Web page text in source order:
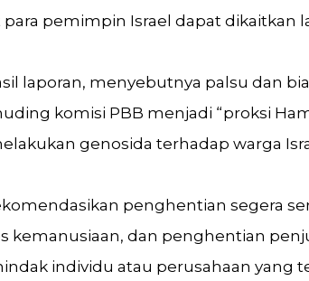
pemimpin Israel dapat dikaitkan
laporan, menyebutnya palsu dan
komisi PBB menjadi “proksi
genosida terhadap warga
penghentian segera
kemanusiaan, dan penghentian
individu atau perusahaan yang